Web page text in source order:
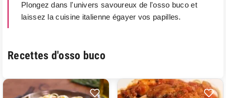
Plongez dans l'univers savoureux de l'osso buco et
laissez la cuisine italienne égayer vos papilles.
Recettes d'osso buco